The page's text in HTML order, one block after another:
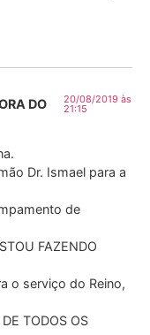
DO
20/08/2019 às
21:15
Dr. Ismael para a
de
FAZENDO
o serviço do Reino,
TODOS OS